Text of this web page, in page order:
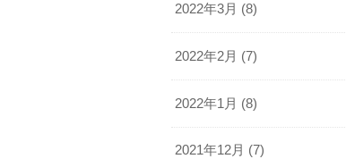
2022年3月 (8)
2022年2月 (7)
2022年1月 (8)
2021年12月 (7)